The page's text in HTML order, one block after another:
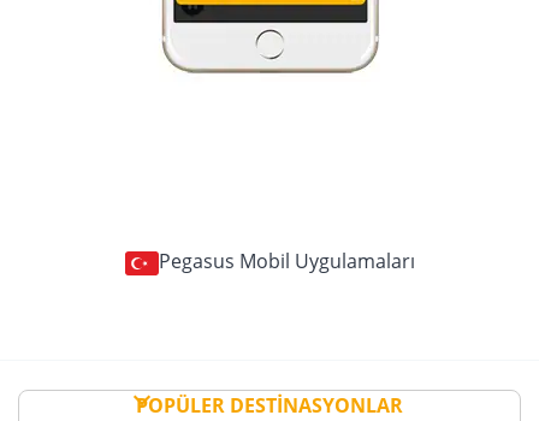
Pegasus Mobil Uygulamaları
POPÜLER DESTİNASYONLAR